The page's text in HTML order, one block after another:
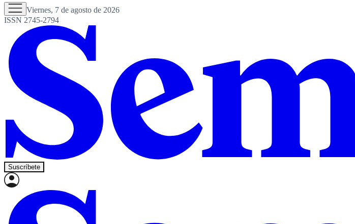
Viernes, 7 de agosto de 2026
ISSN 2745-2794
Suscríbete